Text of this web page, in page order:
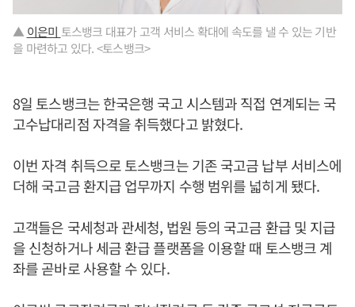
▲ 이은미 토스뱅크 대표가 고객 서비스 확대에 속도를 낼 수 있는 기반
을 마련하고 있다. <토스뱅크>
8일 토스뱅크는 한국은행 국고 시스템과 직접 연계되는 국
고수납대리점 자격을 취득했다고 밝혔다.
이번 자격 취득으로 토스뱅크는 기존 국고금 납부 서비스에
더해 국고금 환지급 업무까지 수행 범위를 넓히게 됐다.
고객들은 국세청과 관세청, 법원 등의 국고금 환급 및 지급
을 신청하거나 세금 환급 플랫폼을 이용할 때 토스뱅크 계
좌를 곧바로 사용할 수 있다.